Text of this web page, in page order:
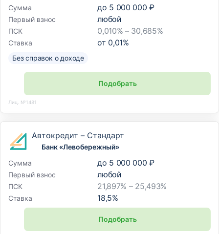
Сумма
до 5 000 000 ₽
Первый взнос любой
ПСК 0,010% – 30,685%
Ставка от 0,01%
Без справок о доходе
Подобрать
Лиц. №1481
Автокредит – Стандарт
Банк «Левобережный»
Сумма
до 5 000 000 ₽
Первый взнос любой
ПСК 21,897% – 25,493%
Ставка 18,5%
Подобрать